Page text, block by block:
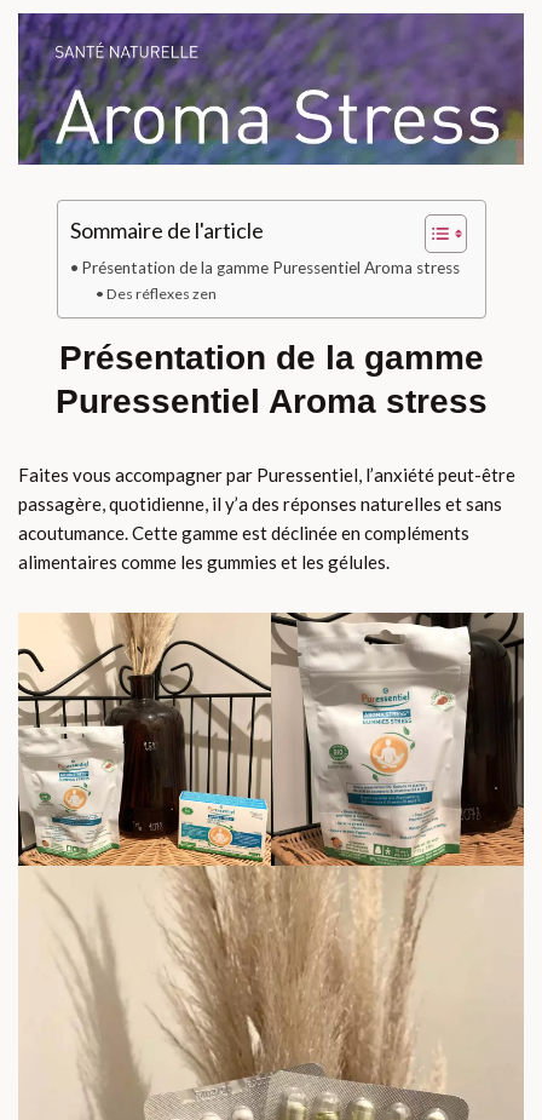
Sommaire de l'article
Présentation de la gamme Puressentiel Aroma stress
Des réflexes zen
Présentation de la gamme
Puressentiel Aroma stress
Faites vous accompagner par Puressentiel, l’anxiété peut-être
passagère, quotidienne, il y’a des réponses naturelles et sans
acoutumance. Cette gamme est déclinée en compléments
alimentaires comme les gummies et les gélules.